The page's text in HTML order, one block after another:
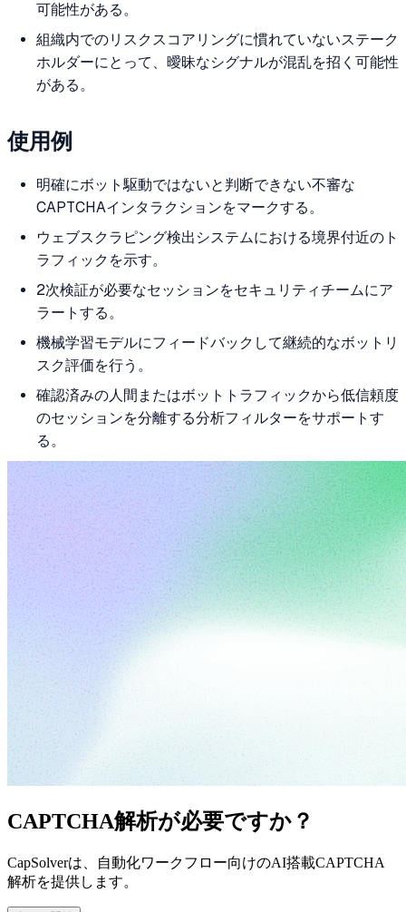
可能性がある。
組織内でのリスクスコアリングに慣れていないステーク
ホルダーにとって、曖昧なシグナルが混乱を招く可能性
がある。
使用例
明確にボット駆動ではないと判断できない不審な
CAPTCHAインタラクションをマークする。
ウェブスクラピング検出システムにおける境界付近のト
ラフィックを示す。
2次検証が必要なセッションをセキュリティチームにア
ラートする。
機械学習モデルにフィードバックして継続的なボットリ
スク評価を行う。
確認済みの人間またはボットトラフィックから低信頼度
のセッションを分離する分析フィルターをサポートす
る。
CAPTCHA解析が必要ですか？
CapSolverは、自動化ワークフロー向けのAI搭載CAPTCHA
解析を提供します。